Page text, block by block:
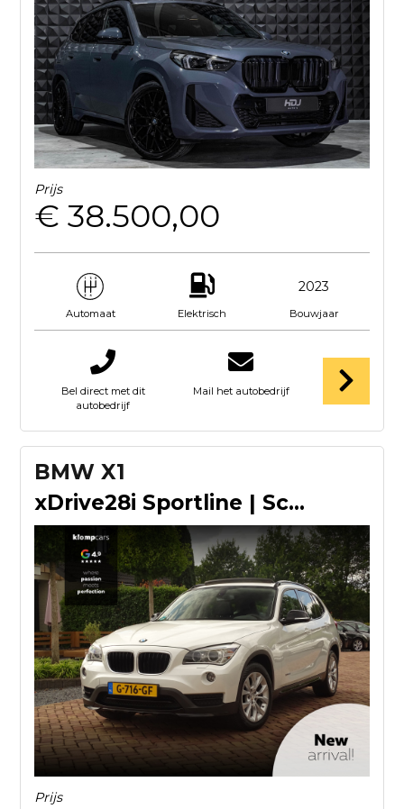
Prijs
€ 38.500,00
Automaat Elektrisch
2023
Bouwjaar
Bel direct met dit
autobedrijf
Mail het autobedrijf
BMW X1
xDrive28i Sportline | Schuifdak | Sportst. | Trekhk | Allsea
Prijs